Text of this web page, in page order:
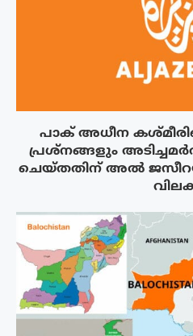
പാക് അധീന
പ്രശ്നങ്ങളും
ചെയ്തതിന് അൽ